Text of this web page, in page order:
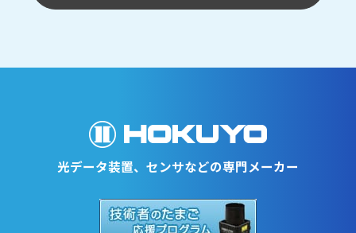
光データ装置、センサなどの専門メーカー